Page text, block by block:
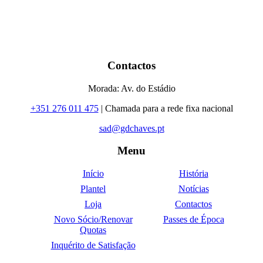
Contactos
Morada: Av. do Estádio
+351 276 011 475| Chamada para a rede fixa nacional
sad@gdchaves.pt
Menu
Início
História
Plantel
Notícias
Loja
Contactos
Novo Sócio/Renovar
Quotas
Passes de Época
Inquérito de Satisfação